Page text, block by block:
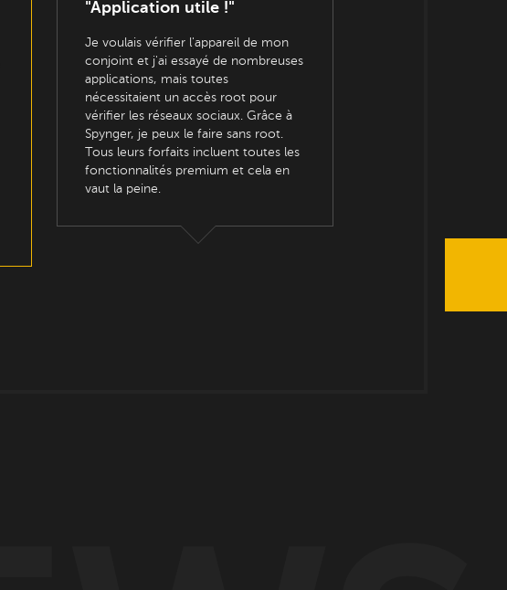
"Application utile !"
Je voulais vérifier l'appareil de mon
conjoint et j'ai essayé de nombreuses
applications, mais toutes
nécessitaient un accès root pour
vérifier les réseaux sociaux. Grâce à
Spynger, je peux le faire sans root.
Tous leurs forfaits incluent toutes les
fonctionnalités premium et cela en
vaut la peine.